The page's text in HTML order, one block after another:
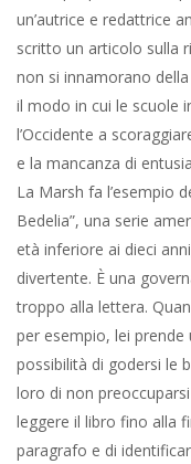
un’autrice e redattrice
scritto un articolo sulla
non si innamorano
il modo in cui le scuole
l’Occidente a
e la mancanza di
La Marsh fa l’esempio
Bedelia”, una serie
età inferiore ai dieci
divertente. È una
troppo alla lettera.
per esempio, lei
possibilità di godersi le
loro di non
leggere il libro fino alla
paragrafo e di